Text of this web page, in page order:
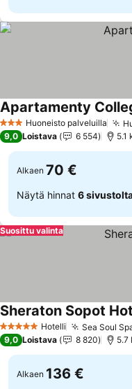
3 Tähtiluokitus
Huoneisto palveluilla
Apartamenty
9,0 Loistava 6 554 5.1
Alkaen 70 €
Näytä hinnat 6
Suosittu valinta
5 Tähtiluokitus
Hotelli Sea Soul
Sheraton Sopot
9,0 Loistava 8 820 5.7
Alkaen 136 €